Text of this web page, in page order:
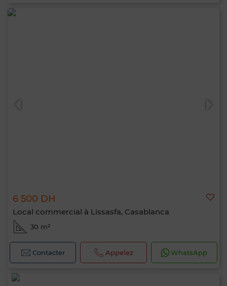
6 500 DH
Local commercial à Lissasfa, Casablanca
30 m²
Contacter Appelez WhatsApp